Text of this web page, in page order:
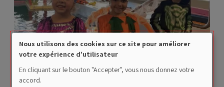
Use
of
Nous utilisons des cookies sur ce site pour améliorer
votre expérience d'utilisateur
En cliquant sur le bouton "Accepter", vous nous donnez votre
accord.